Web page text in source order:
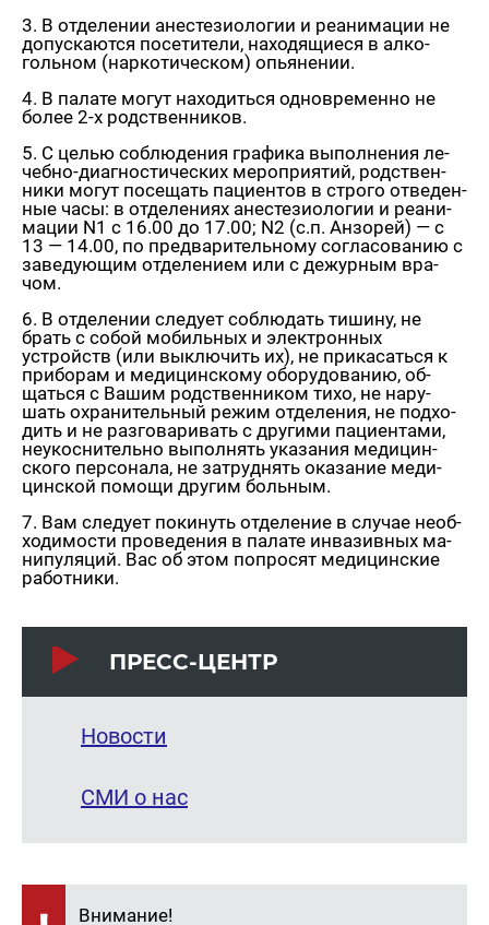
3. В от­де­ле­нии ане­сте­зио­ло­гии и ре­ани­ма­ции не
до­пус­ка­ют­ся по­се­ти­те­ли, на­хо­дя­щи­е­ся в ал­ко­
голь­ном (нар­ко­ти­че­ском) опья­не­нии.
4. В па­ла­те могут на­хо­дить­ся од­но­вре­мен­но не
более 2-х род­ствен­ни­ков.
5. С целью со­блю­де­ния гра­фи­ка вы­пол­не­ния ле­
чеб­но-ди­а­гно­сти­че­ских ме­ро­при­я­тий, род­ствен­
ни­ки могут по­се­щать па­ци­ен­тов в стро­го от­ве­ден­
ные часы: в от­де­ле­ни­ях ане­сте­зио­ло­гии и ре­ани­
ма­ции N1 с 16.00 до 17.00; N2 (с.п. Ан­зо­рей) — с
13 — 14.00, по пред­ва­ри­тель­но­му со­гла­со­ва­нию с
за­ве­ду­ю­щим от­де­ле­ни­ем или с де­жур­ным вра­
чом.
6. В от­де­ле­нии сле­ду­ет со­блю­дать ти­ши­ну, не
брать с собой мо­биль­ных и элек­трон­ных
устройств (или вы­клю­чить их), не при­ка­сать­ся к
при­бо­рам и ме­ди­цин­ско­му обо­ру­до­ва­нию, об­
щать­ся с Вашим род­ствен­ни­ком тихо, не на­ру­
шать охра­ни­тель­ный режим от­де­ле­ния, не под­хо­
дить и не раз­го­ва­ри­вать с дру­ги­ми па­ци­ен­та­ми,
неукос­ни­тель­но вы­пол­нять ука­за­ния ме­ди­цин­
ско­го пер­со­на­ла, не за­труд­нять ока­за­ние ме­ди­
цин­ской по­мо­щи дру­гим боль­ным.
7. Вам сле­ду­ет по­ки­нуть от­де­ле­ние в слу­чае необ­
хо­ди­мо­сти про­ве­де­ния в па­ла­те ин­ва­зив­ных ма­
ни­пу­ля­ций. Вас об этом по­про­сят ме­ди­цин­ские
ра­бот­ни­ки.
ПРЕСС-ЦЕНТР
Новости
СМИ о нас
Внимание!